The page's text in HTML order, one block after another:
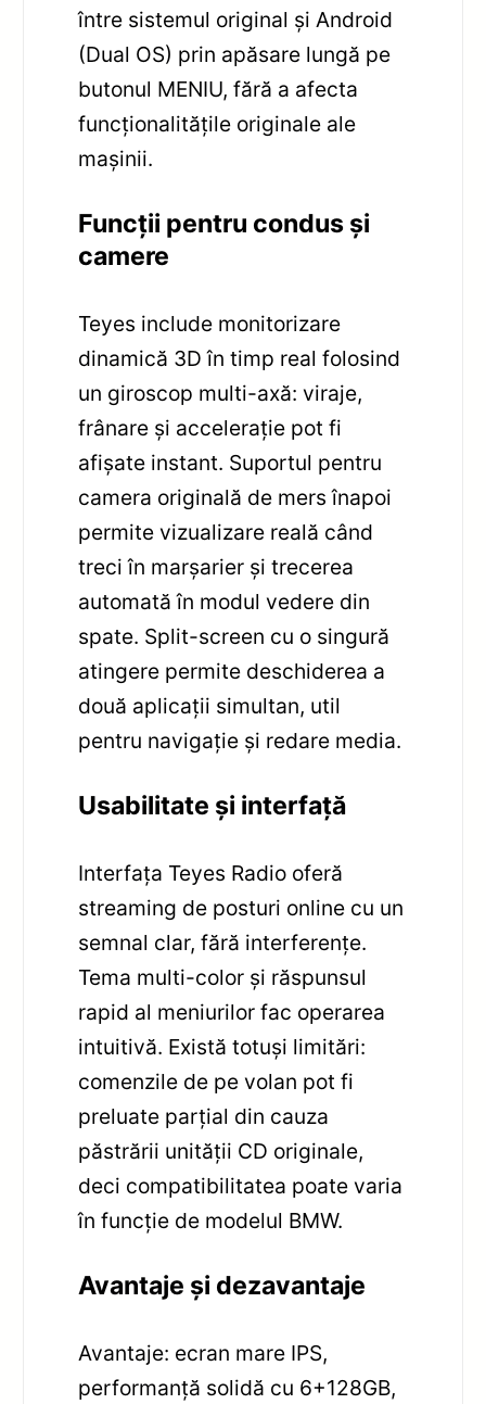
între sistemul original și Android
(Dual OS) prin apăsare lungă pe
butonul MENIU, fără a afecta
funcționalitățile originale ale
mașinii.
Funcții pentru condus și
camere
Teyes include monitorizare
dinamică 3D în timp real folosind
un giroscop multi-axă: viraje,
frânare și accelerație pot fi
afișate instant. Suportul pentru
camera originală de mers înapoi
permite vizualizare reală când
treci în marșarier și trecerea
automată în modul vedere din
spate. Split-screen cu o singură
atingere permite deschiderea a
două aplicații simultan, util
pentru navigație și redare media.
Usabilitate și interfață
Interfața Teyes Radio oferă
streaming de posturi online cu un
semnal clar, fără interferențe.
Tema multi-color și răspunsul
rapid al meniurilor fac operarea
intuitivă. Există totuși limitări:
comenzile de pe volan pot fi
preluate parțial din cauza
păstrării unității CD originale,
deci compatibilitatea poate varia
în funcție de modelul BMW.
Avantaje și dezavantaje
Avantaje: ecran mare IPS,
performanță solidă cu 6+128GB,